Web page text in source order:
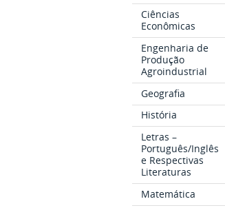
Ciências
Econômicas
Engenharia de
Produção
Agroindustrial
Geografia
História
Letras –
Português/Inglês
e Respectivas
Literaturas
Matemática